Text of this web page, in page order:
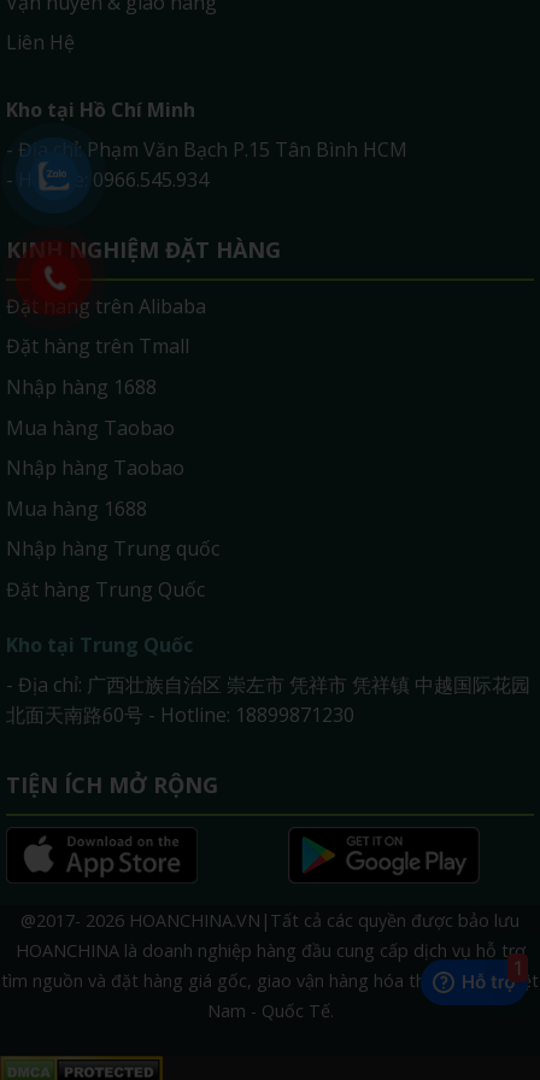
Liên Hệ
Kho tại Hồ Chí Minh
- Địa chỉ: Phạm Văn Bạch P.15 Tân Bình HCM
- Hotline: 0966.545.934
KINH NGHIỆM ĐẶT HÀNG
Đặt hàng trên Alibaba
Đặt hàng trên Tmall
Nhập hàng 1688
Mua hàng Taobao
Nhập hàng Taobao
Mua hàng 1688
Nhập hàng Trung quốc
Đặt hàng Trung Quốc
Kho tại Trung Quốc
- Địa chỉ: 广西壮族自治区 崇左市 凭祥市 凭祥镇 中越国际花园
北面天南路60号 - Hotline: 18899871230
TIỆN ÍCH MỞ RỘNG
@2017- 2026 HOANCHINA.VN|Tất cả các quyền được bảo lưu
HOANCHINA là doanh nghiệp hàng đầu cung cấp dịch vụ hỗ trợ
tìm nguồn và đặt hàng giá gốc, giao vận hàng hóa thương mại Việt
Nam - Quốc Tế.
1